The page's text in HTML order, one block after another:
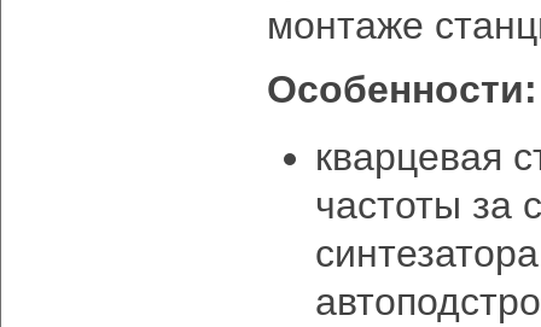
монтаже
Особенности:
кварцевая
частоты за